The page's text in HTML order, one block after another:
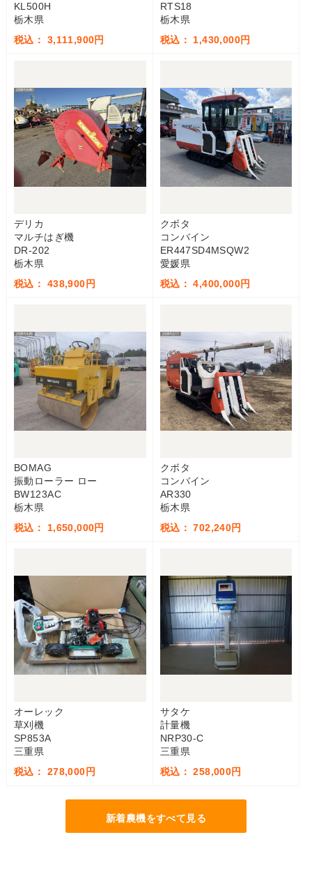
KL500H
栃木県
税込： 3,111,900円
RTS18
栃木県
税込： 1,430,000円
デリカ
マルチはぎ機
DR-202
栃木県
税込： 438,900円
クボタ
コンバイン
ER447SD4MSQW2
愛媛県
税込： 4,400,000円
BOMAG
振動ローラー ロー
BW123AC
栃木県
税込： 1,650,000円
クボタ
コンバイン
AR330
栃木県
税込： 702,240円
オーレック
草刈機
SP853A
三重県
税込： 278,000円
サタケ
計量機
NRP30-C
三重県
税込： 258,000円
新着農機をすべて見る